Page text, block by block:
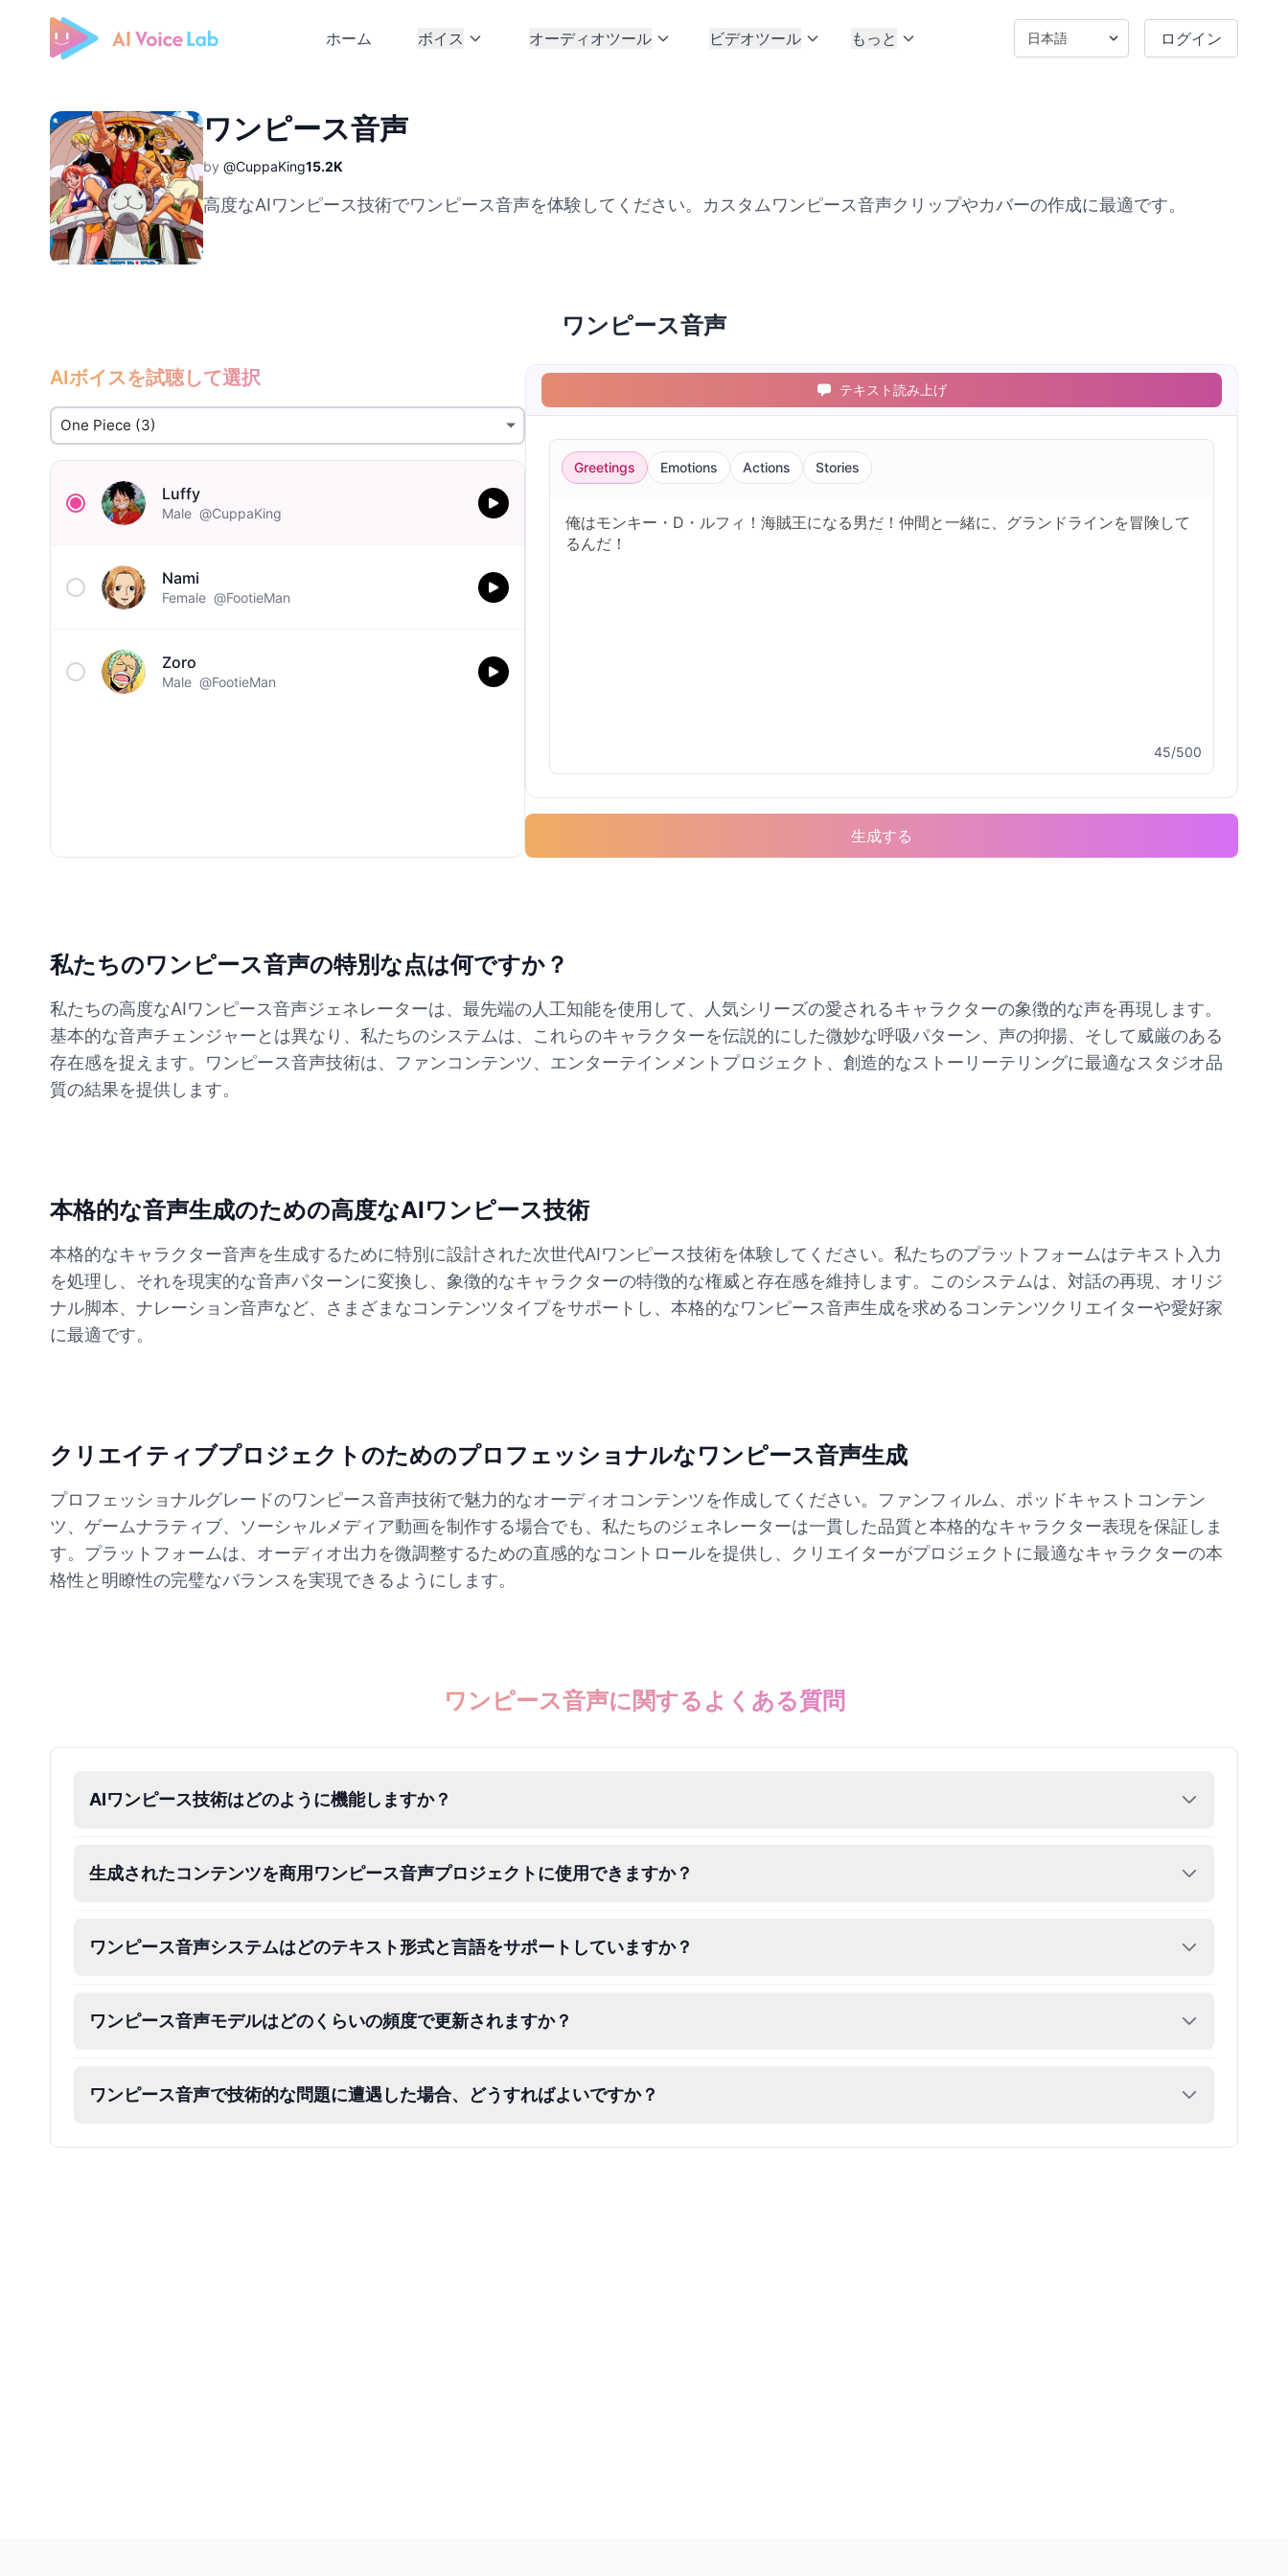
Free AI Cover & AI Voice Over ホーム ボイス オーディオツール ビデオツール もっと ログイン
ワンピース音声
by @CuppaKing15.2K
高度なAIワンピース技術でワンピース音声を体験してください。カスタムワンピース音声クリップやカバーの作成に最適です。
ワンピース音声
AIボイスを試聴して選択
Luffy
Male @CuppaKing
Nami
Female @FootieMan
Zoro
Male @FootieMan
テキスト読み上げ
Greetings Emotions Actions Stories
45/500
生成する
私たちのワンピース音声の特別な点は何ですか？
私たちの高度なAIワンピース音声ジェネレーターは、最先端の人工知能を使用して、人気シリーズの愛されるキャラクターの象徴的な声を再現します。
基本的な音声チェンジャーとは異なり、私たちのシステムは、これらのキャラクターを伝説的にした微妙な呼吸パターン、声の抑揚、そして威厳のある
存在感を捉えます。ワンピース音声技術は、ファンコンテンツ、エンターテインメントプロジェクト、創造的なストーリーテリングに最適なスタジオ品
質の結果を提供します。
本格的な音声生成のための高度なAIワンピース技術
本格的なキャラクター音声を生成するために特別に設計された次世代AIワンピース技術を体験してください。私たちのプラットフォームはテキスト入力
を処理し、それを現実的な音声パターンに変換し、象徴的なキャラクターの特徴的な権威と存在感を維持します。このシステムは、対話の再現、オリジ
ナル脚本、ナレーション音声など、さまざまなコンテンツタイプをサポートし、本格的なワンピース音声生成を求めるコンテンツクリエイターや愛好家
に最適です。
クリエイティブプロジェクトのためのプロフェッショナルなワンピース音声生成
プロフェッショナルグレードのワンピース音声技術で魅力的なオーディオコンテンツを作成してください。ファンフィルム、ポッドキャストコンテン
ツ、ゲームナラティブ、ソーシャルメディア動画を制作する場合でも、私たちのジェネレーターは一貫した品質と本格的なキャラクター表現を保証しま
す。プラットフォームは、オーディオ出力を微調整するための直感的なコントロールを提供し、クリエイターがプロジェクトに最適なキャラクターの本
格性と明瞭性の完璧なバランスを実現できるようにします。
ワンピース音声に関するよくある質問
AIワンピース技術はどのように機能しますか？
生成されたコンテンツを商用ワンピース音声プロジェクトに使用できますか？
ワンピース音声システムはどのテキスト形式と言語をサポートしていますか？
ワンピース音声モデルはどのくらいの頻度で更新されますか？
ワンピース音声で技術的な問題に遭遇した場合、どうすればよいですか？